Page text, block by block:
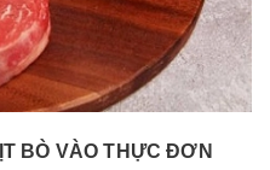
BÒ VÀO THỰC ĐƠN